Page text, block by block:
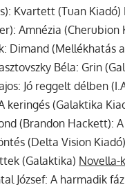
Kvartett (Tuan Kiadó)
Amnézia (Cherubion
Dimand (Mellékhatás
Béla: Grin
Jó reggelt délben
keringés (Galaktika
(Brandon Hackett): A
(Delta Vision
(Galaktika) Novella-
József: A harmadik